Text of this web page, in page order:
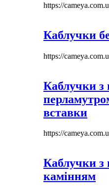
https://
Каблучки
https://
Каблучки з
вставки
https://
Каблучки з
камінням